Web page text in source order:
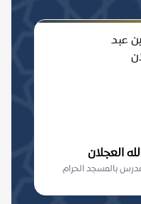
العجلان
بالمسجد الحرام.